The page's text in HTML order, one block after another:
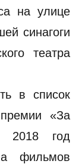
на улице
синагоги
театра
в список
«За
2018 год
фильмов